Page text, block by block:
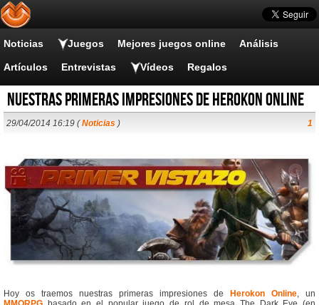
Noticias Juegos Mejores juegos online Análisis
Artículos Entrevistas Vídeos Regalos
Nuestras primeras impresiones de Herokon Online
29/04/2014 16:19 (Noticias ) 1
Hoy os traemos nuestras primeras impresiones de Herokon Online, un